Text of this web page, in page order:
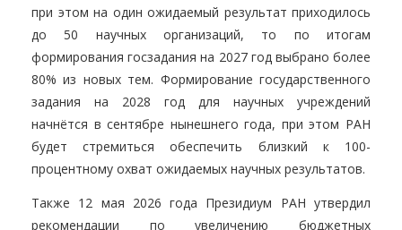
при этом на один ожидаемый результат приходилось
до 50 научных организаций, то по итогам
формирования госзадания на 2027 год выбрано более
80% из новых тем. Формирование государственного
задания на 2028 год для научных учреждений
начнётся в сентябре нынешнего года, при этом РАН
будет стремиться обеспечить близкий к 100-
процентному охват ожидаемых научных результатов.
Также 12 мая 2026 года Президиум РАН утвердил
рекомендации по увеличению бюджетных